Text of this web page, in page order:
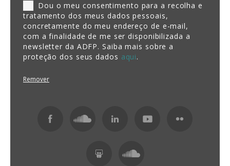
Dou o meu consentimento para a recolha e
tratamento dos meus dados pessoais,
concretamente do meu endereço de e-mail,
com a finalidade de me ser disponibilizada a
newsletter da ADFP. Saiba mais sobre a
proteção dos seus dados aqui.
Remover